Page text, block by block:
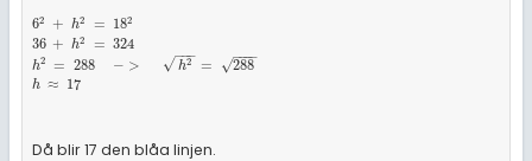
62 + h2 = 182
36 + h2 = 324
h2 = 288 − > h2
−−
−
√ = 288
− −
−−
√
h ≈ 17
62 + h2 = 18236
Då blir 17 den blåa linjen.